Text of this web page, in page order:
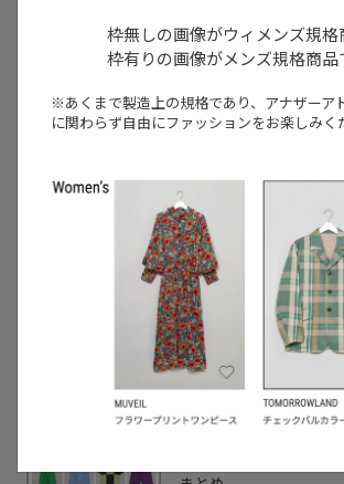
【6/24 OPEN】リアル
「AnotherADdress
定オープン
2026.06.23
特集 /
2026年7月5週目の新入
すすめの品をピックア
WEEKの注目商品】
2026.08.07
/ バイヤーセレクト
枠無しの画像がウィメンズ規格
枠有りの画像がメンズ規格商品
※あくまで製造上の規格であり、アナザーア
に関わらず自由にファッションをお楽しみく